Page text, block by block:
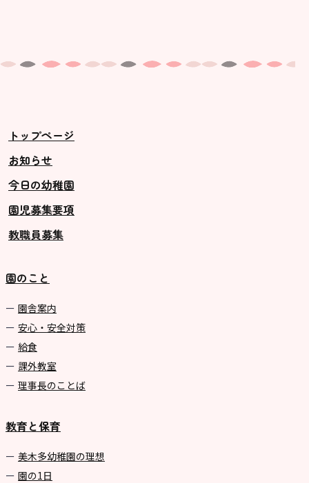
トップページ
お知らせ
今日の幼稚園
園児募集要項
教職員募集
園のこと
園舎案内
安心・安全対策
給食
課外教室
理事長のことば
教育と保育
美⽊多幼稚園の理想
園の1⽇